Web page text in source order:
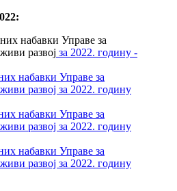
набавки Управе за
развој за 2022. годину -
набавки Управе за
развој за 2022. годину
набавки Управе за
развој за 2022. годину
набавки Управе за
развој за 2022. годину